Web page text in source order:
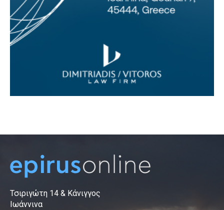
Τσιριγώτη 14 & Κάνιγγος
Ιωάννινα